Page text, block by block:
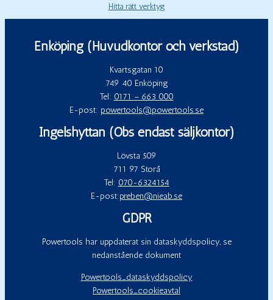
Hitta rätt verktyg
Enköping (Huvudkontor och verkstad)
Kvartsgatan 10
749 40 Enköping
Tel: 0171 – 663 000
E-post: powertools@powertools.se
Ingelshyttan (Obs endast säljkontor)
Lövsta 509
711 97 Storå
Tel: 070-6324154
E-post:preben@nieab.se
GDPR
Powertools har uppdaterat sin dataskyddspolicy, se
nedanstående dokument
Powertools_dataskyddspolicy
Powertools_cookieavtal